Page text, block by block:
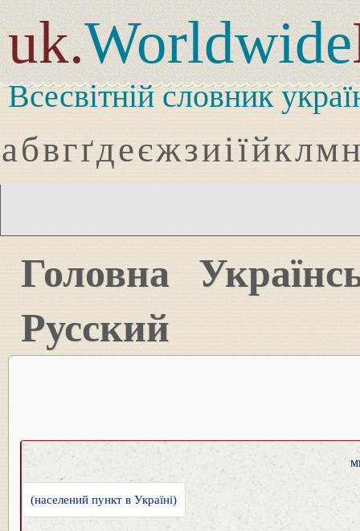
uk.Worldwide
Всесвітній словник
абвгґдеєжзиіїйклмн
Головна
Русский
(населений пункт в Україні)